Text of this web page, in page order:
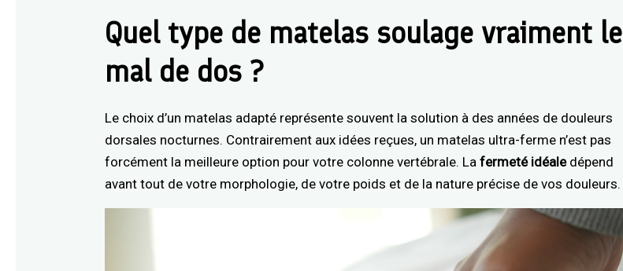
Quel type de matelas soulage vraiment le
mal de dos ?
Le choix d’un matelas adapté représente souvent la solution à des années de douleurs
dorsales nocturnes. Contrairement aux idées reçues, un matelas ultra-ferme n’est pas
forcément la meilleure option pour votre colonne vertébrale. Lafermeté idéaledépend
avant tout de votre morphologie, de votre poids et de la nature précise de vos douleurs.